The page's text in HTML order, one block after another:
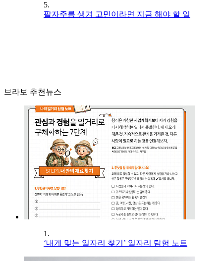
5.
팔자주름 생겨 고민이라면 지금 해야 할 일
브라보 추천뉴스
1.
‘내게 맞는 일자리 찾기’ 일자리 탐험 노트